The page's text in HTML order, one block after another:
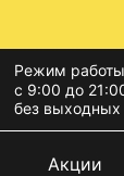
Режим
с 9:00 до
без выходных
Акции